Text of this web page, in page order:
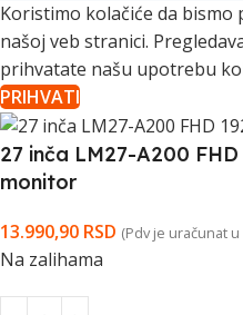
Koristimo kolačiće da bismo
našoj veb stranici.
prihvatate našu upotrebu
PRIHVATI
27 inča LM27-A200
monitor
13.990,90 RSD (Pdv je uračunat
Na zalihama